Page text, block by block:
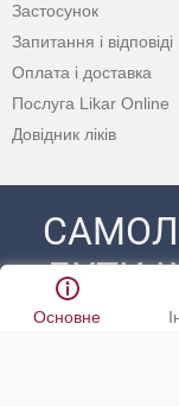
Основне
Застосунок
Запитання і відповіді
Оплата і доставка
Послуга Likar Online
Довідник ліків
БУТИ